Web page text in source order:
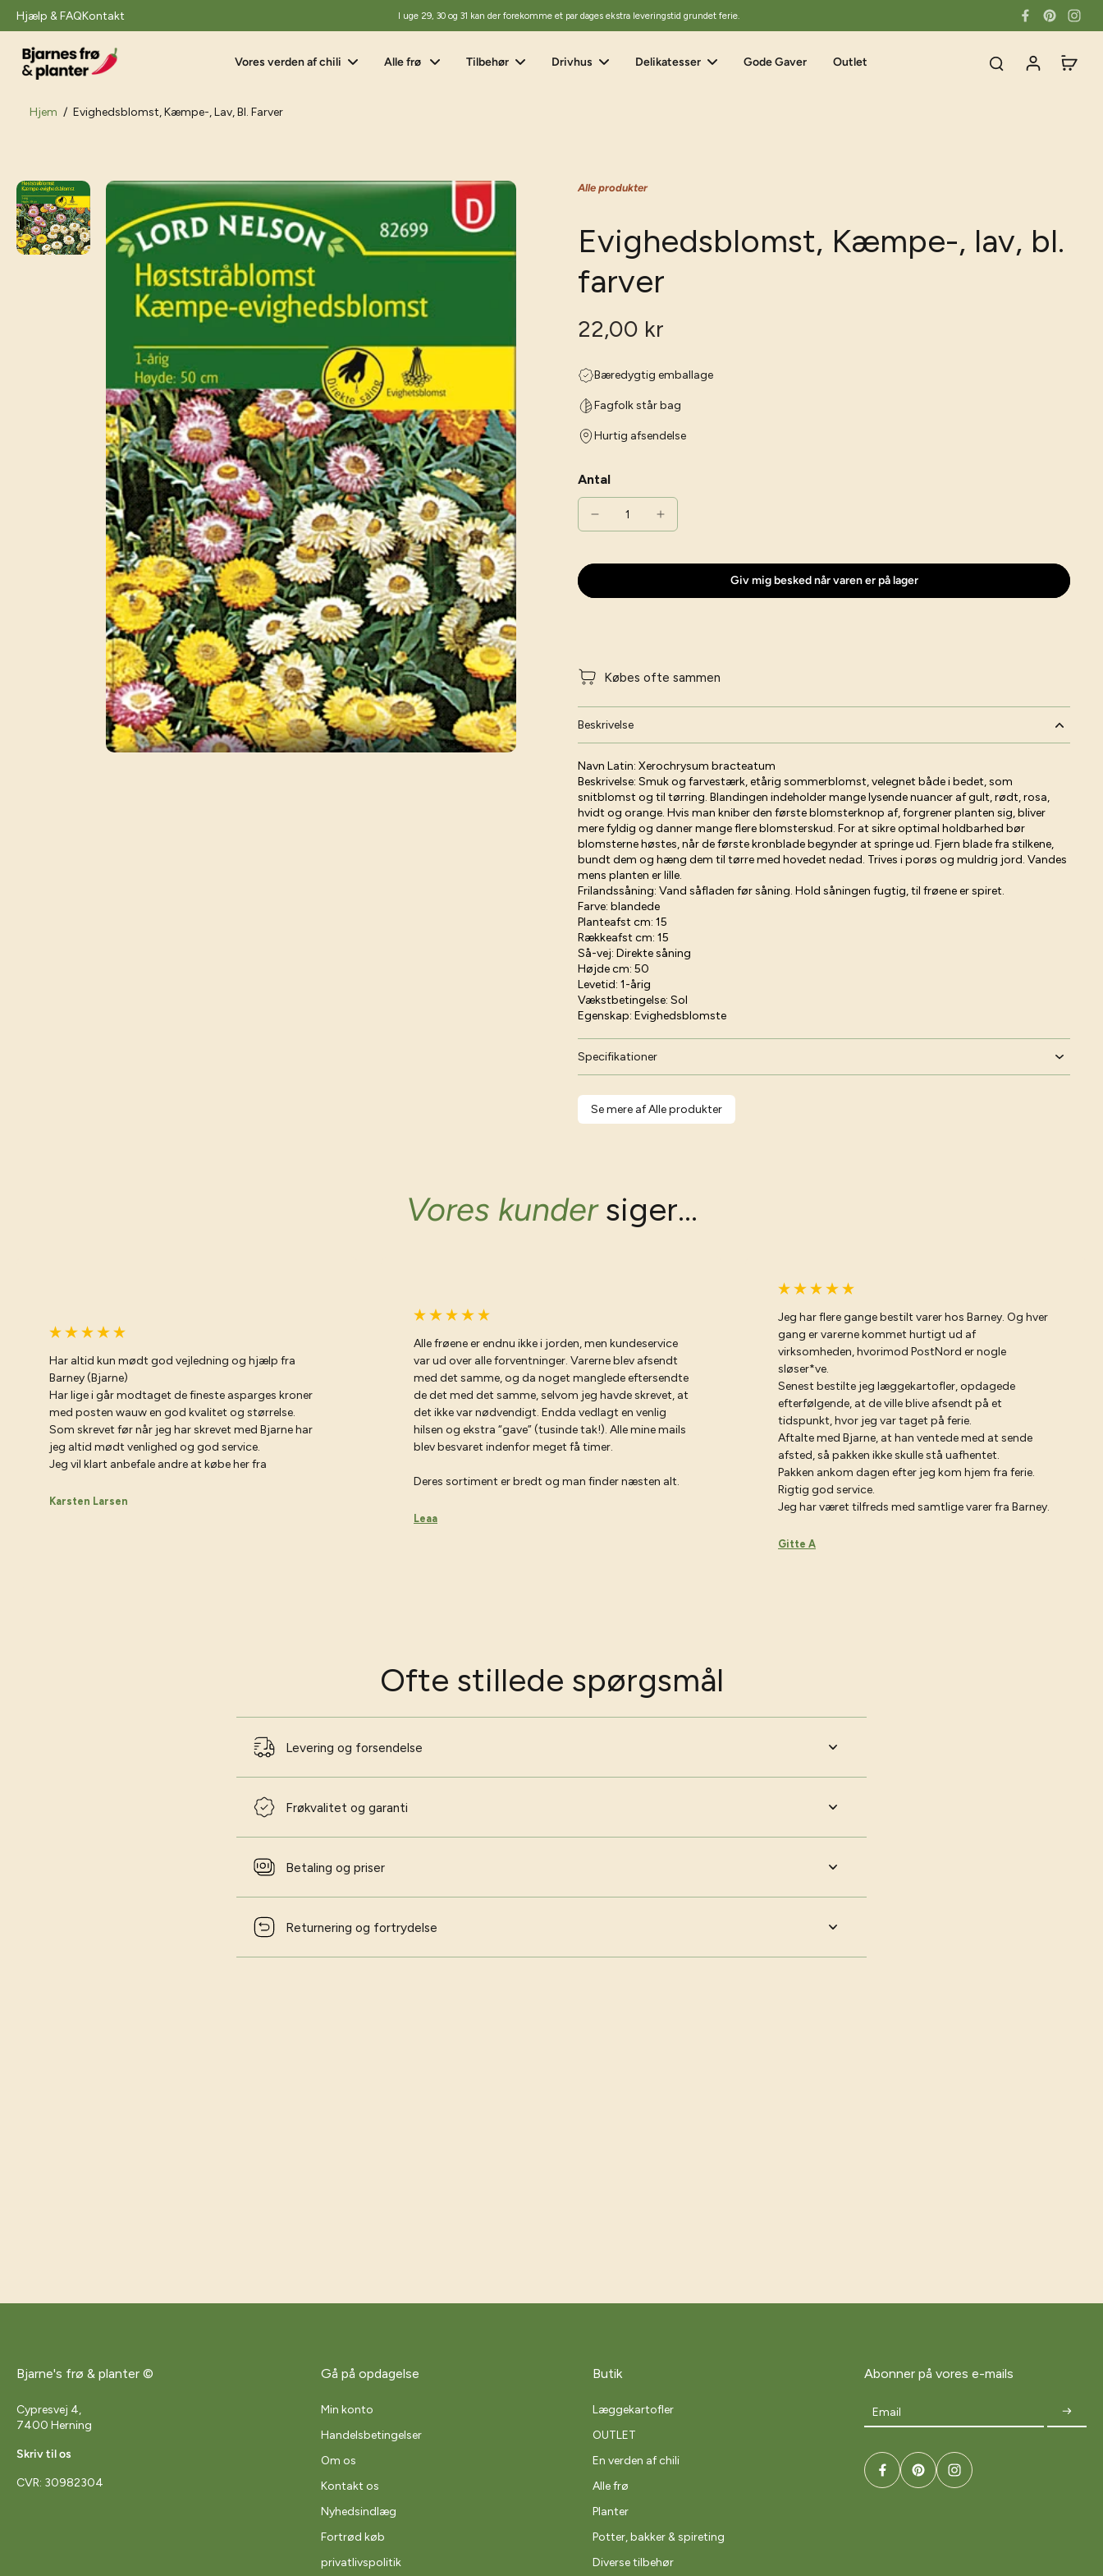
Hjælp & FAQKontakt I uge 29, 30 og 31 kan der forekomme et par dages ekstra leveringstid grundet ferie.
Vores verden af chili Alle frø Tilbehør Drivhus Delikatesser Gode Gaver Outlet
Hjem / Evighedsblomst, Kæmpe-, Lav, Bl. Farver
Gå
til
produktoplysninger
Alle produkter
Evighedsblomst, Kæmpe-, lav, bl.
farver
22,00 kr
Bæredygtig emballage
Fagfolk står bag
Hurtig afsendelse
Antal
Giv mig besked når varen er på lager
Købes ofte sammen
Beskrivelse
Navn Latin: Xerochrysum bracteatum
Beskrivelse: Smuk og farvestærk, etårig sommerblomst, velegnet både i bedet, som
snitblomst og til tørring. Blandingen indeholder mange lysende nuancer af gult, rødt, rosa,
hvidt og orange. Hvis man kniber den første blomsterknop af, forgrener planten sig, bliver
mere fyldig og danner mange flere blomsterskud. For at sikre optimal holdbarhed bør
blomsterne høstes, når de første kronblade begynder at springe ud. Fjern blade fra stilkene,
bundt dem og hæng dem til tørre med hovedet nedad. Trives i porøs og muldrig jord. Vandes
mens planten er lille.
Frilandssåning: Vand såfladen før såning. Hold såningen fugtig, til frøene er spiret.
Farve: blandede
Planteafst cm: 15
Rækkeafst cm: 15
Så-vej: Direkte såning
Højde cm: 50
Levetid: 1-årig
Vækstbetingelse: Sol
Egenskap: Evighedsblomste
Specifikationer
Se mere af Alle produkter
Vores kundersiger...
Har altid kun mødt god vejledning og hjælp fra
Barney (Bjarne)
Har lige i går modtaget de fineste asparges kroner
med posten wauw en god kvalitet og størrelse.
Som skrevet før når jeg har skrevet med Bjarne har
jeg altid mødt venlighed og god service.
Jeg vil klart anbefale andre at købe her fra
Karsten Larsen
Alle frøene er endnu ikke i jorden, men kundeservice
var ud over alle forventninger. Varerne blev afsendt
med det samme, og da noget manglede eftersendte
de det med det samme, selvom jeg havde skrevet, at
det ikke var nødvendigt. Endda vedlagt en venlig
hilsen og ekstra “gave” (tusinde tak!). Alle mine mails
blev besvaret indenfor meget få timer.
Deres sortiment er bredt og man finder næsten alt.
Leaa
Jeg har flere gange bestilt varer hos Barney. Og hver
gang er varerne kommet hurtigt ud af
virksomheden, hvorimod PostNord er nogle
sløser*ve.
Senest bestilte jeg læggekartofler, opdagede
efterfølgende, at de ville blive afsendt på et
tidspunkt, hvor jeg var taget på ferie.
Aftalte med Bjarne, at han ventede med at sende
afsted, så pakken ikke skulle stå uafhentet.
Pakken ankom dagen efter jeg kom hjem fra ferie.
Rigtig god service.
Jeg har været tilfreds med samtlige varer fra Barney.
Gitte A
Ofte stillede spørgsmål
Levering og forsendelse
Frøkvalitet og garanti
Betaling og priser
Returnering og fortrydelse
Bjarne's frø & planter ©
Cypresvej 4,
7400 Herning
Skriv til os
CVR: 30982304
Gå på opdagelse
Min konto
Handelsbetingelser
Om os
Kontakt os
Nyhedsindlæg
Fortrød køb
privatlivspolitik
Butik
Læggekartofler
OUTLET
En verden af chili
Alle frø
Planter
Potter, bakker & spireting
Diverse tilbehør
Abonner på vores e-mails
Email